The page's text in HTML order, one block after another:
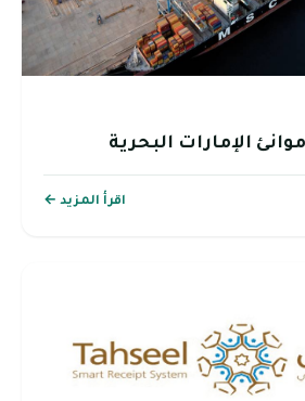
الإمارات البحرية
اقرأ المزيد ←